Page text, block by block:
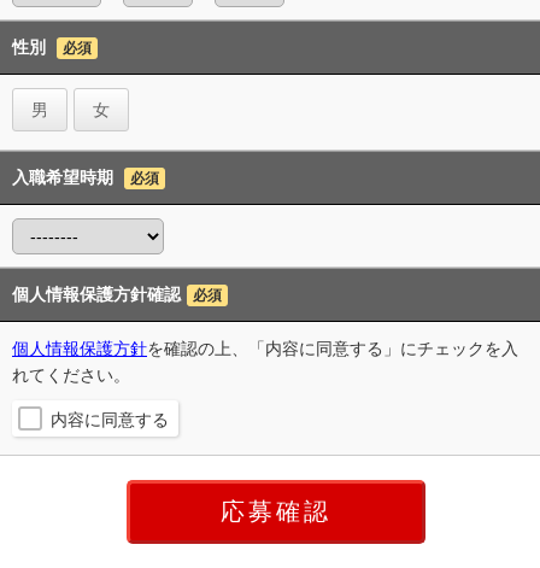
性別 必須
男 女
入職希望時期 必須
個人情報保護方針確認 必須
個人情報保護方針を確認の上、「内容に同意する」にチェックを入
れてください。
内容に同意する